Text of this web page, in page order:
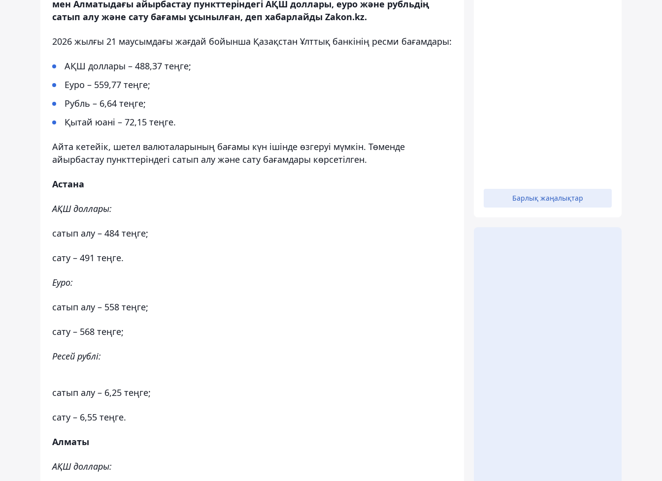
мен Алматыдағы айырбастау пункттеріндегі АҚШ доллары, еуро және рубльдің
сатып алу және сату бағамы ұсынылған, деп хабарлайды Zakon.kz.
2026 жылғы 21 маусымдағы жағдай бойынша Қазақстан Ұлттық банкінің ресми бағамдары:
АҚШ доллары – 488,37 теңге;
Еуро – 559,77 теңге;
Рубль – 6,64 теңге;
Қытай юані – 72,15 теңге.
Айта кетейік, шетел валюталарының бағамы күн ішінде өзгеруі мүмкін. Төменде
айырбастау пункттеріндегі сатып алу және сату бағамдары көрсетілген.
Астана
АҚШ доллары:
сатып алу – 484 теңге;
сату – 491 теңге.
Еуро:
сатып алу – 558 теңге;
сату – 568 теңге;
Ресей рублі:
сатып алу – 6,25 теңге;
сату – 6,55 теңге.
Алматы
АҚШ доллары:
Барлық жаңалықтар